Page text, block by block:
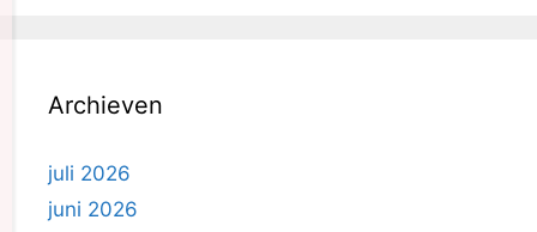
Archieven
juli 2026
juni 2026